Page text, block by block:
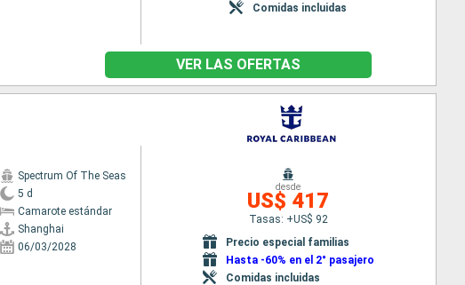
Comidas incluidas
VER LAS OFERTAS
Spectrum Of The Seas
5 d
Camarote estándar
Shanghai
06/03/2028
desde
US$ 417
Tasas: +US$ 92
Precio especial familias
Hasta -60% en el 2° pasajero
Comidas incluidas